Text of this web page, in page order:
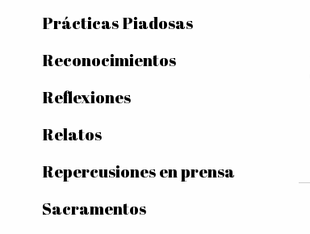
Prácticas Piadosas
Reconocimientos
Reflexiones
Relatos
Repercusiones en prensa
Sacramentos